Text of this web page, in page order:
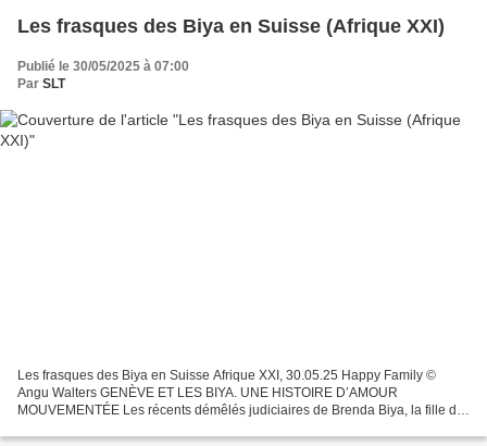
Les frasques des Biya en Suisse (Afrique XXI)
Publié le 30/05/2025 à 07:00
Par SLT
Les frasques des Biya en Suisse Afrique XXI, 30.05.25 Happy Family ©
Angu Walters GENÈVE ET LES BIYA. UNE HISTOIRE D’AMOUR
MOUVEMENTÉE Les récents démêlés judiciaires de Brenda Biya, la fille du